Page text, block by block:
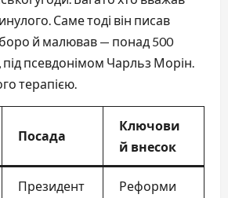
Саме тоді він писав
й малював — понад 500
під псевдонімом Чарльз Морін.
терапією.
Посада
Ключови
й внесок
Президент
Реформи